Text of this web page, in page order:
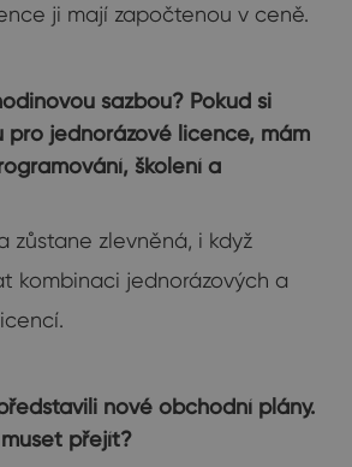
ji mají započtenou v ceně.
sazbou? Pokud si
jednorázové licence, mám
školení a
zůstane zlevněná, i když
kombinaci jednorázových a
nové obchodní plány.
přejít?